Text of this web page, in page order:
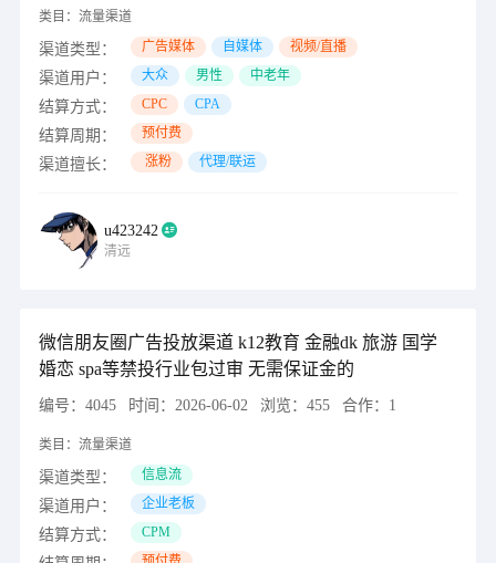
类目： 流量渠道
渠道类型： 广告媒体 自媒体 视频/直播
渠道用户： 大众 男性 中老年
结算方式： CPC CPA
结算周期： 预付费
渠道擅长： 涨粉 代理/联运
u423242
清远
微信朋友圈广告投放渠道 k12教育 金融dk 旅游 国学
婚恋 spa等禁投行业包过审 无需保证金的
编号： 4045 时间： 2026-06-02 浏览： 455 合作： 1
类目： 流量渠道
渠道类型： 信息流
渠道用户： 企业老板
结算方式： CPM